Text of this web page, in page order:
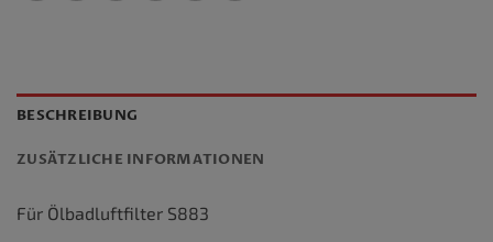
BESCHREIBUNG
ZUSÄTZLICHE INFORMATIONEN
Für Ölbadluftfilter S883